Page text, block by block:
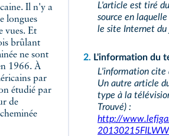
Il n'y a
longues
vues. Et
brûlant
ne sont
1966. À
par
étudié par
de
L'article est tiré
source en
le site Internet du
2. L'information du
L'information cite
Un autre article
type à la
Trouvé) :
http://